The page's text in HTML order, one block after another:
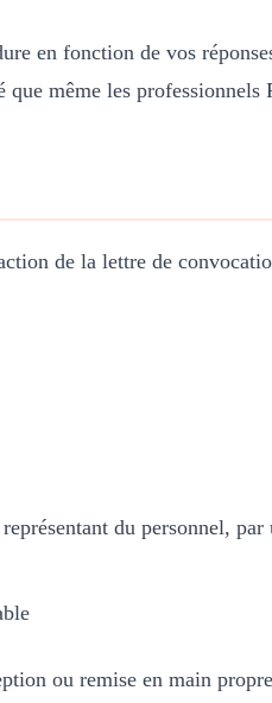
en fonction de vos
même les
de la lettre de
du personnel,
ou remise en main